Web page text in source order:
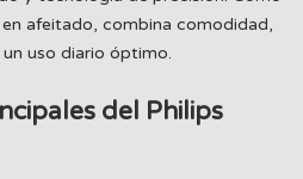
afeitado, combina comodidad,
uso diario óptimo.
del Philips